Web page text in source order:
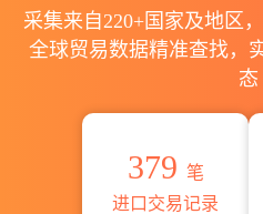
采集来自220+国家及地区
全球贸易数据精准查找，
态
379 笔
进口交易记录